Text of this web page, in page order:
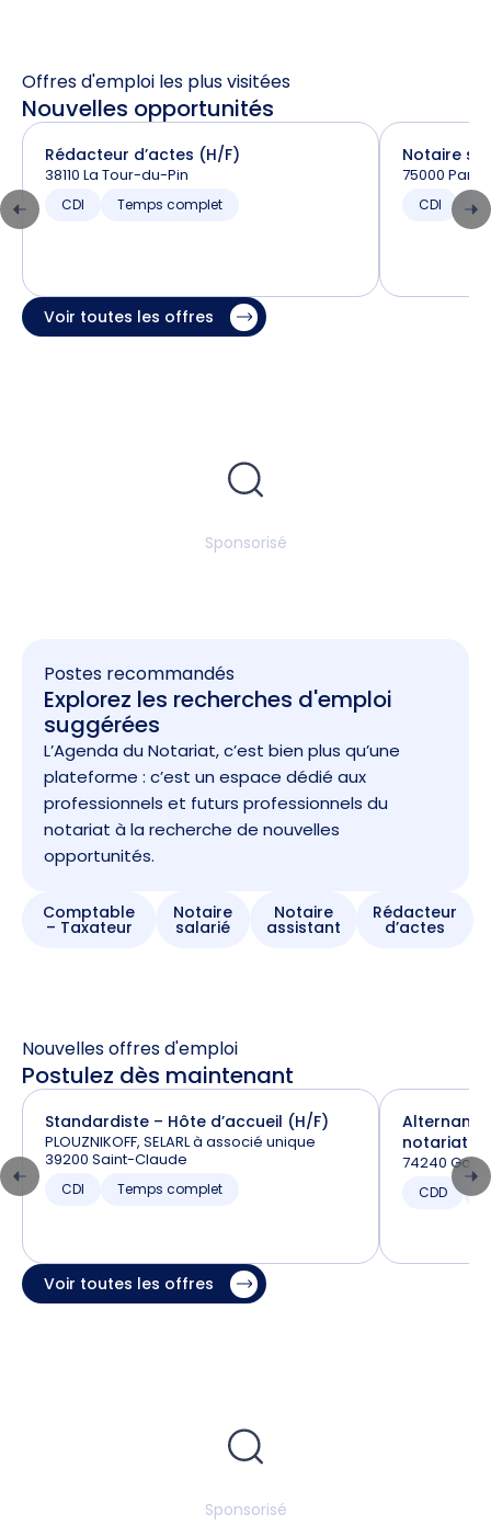
Offres d'emploi les plus visitées
Nouvelles opportunités
Rédacteur d’actes (H/F)
38110 La Tour-du-Pin
CDI Temps complet
Notaire
75000 Paris
CDI
Voir toutes les offres
Sponsorisé
Postes recommandés
Explorez les recherches d'emploi
suggérées
L’Agenda du Notariat, c’est bien plus qu’une
plateforme : c’est un espace dédié aux
professionnels et futurs professionnels du
notariat à la recherche de nouvelles
opportunités.
Comptable
– Taxateur
Notaire
salarié
Notaire
assistant
Rédacteur
d’actes
Nouvelles offres d'emploi
Postulez dès maintenant
Standardiste – Hôte d’accueil (H/F)
PLOUZNIKOFF, SELARL à associé unique
39200 Saint-Claude
CDI Temps complet
notariat
74240
CDD
Voir toutes les offres
Sponsorisé